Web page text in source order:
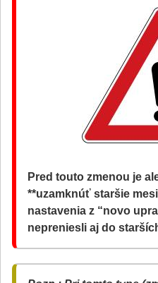
Pred touto zmenou je
**uzamknúť staršie
nastavenia z “novo
nepreniesli aj do